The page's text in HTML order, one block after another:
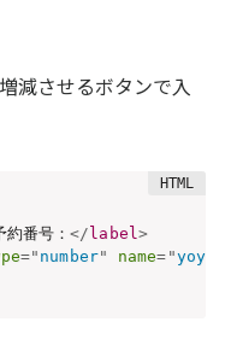
減させるボタンで入
約番号：</ label >
=" number" name= "